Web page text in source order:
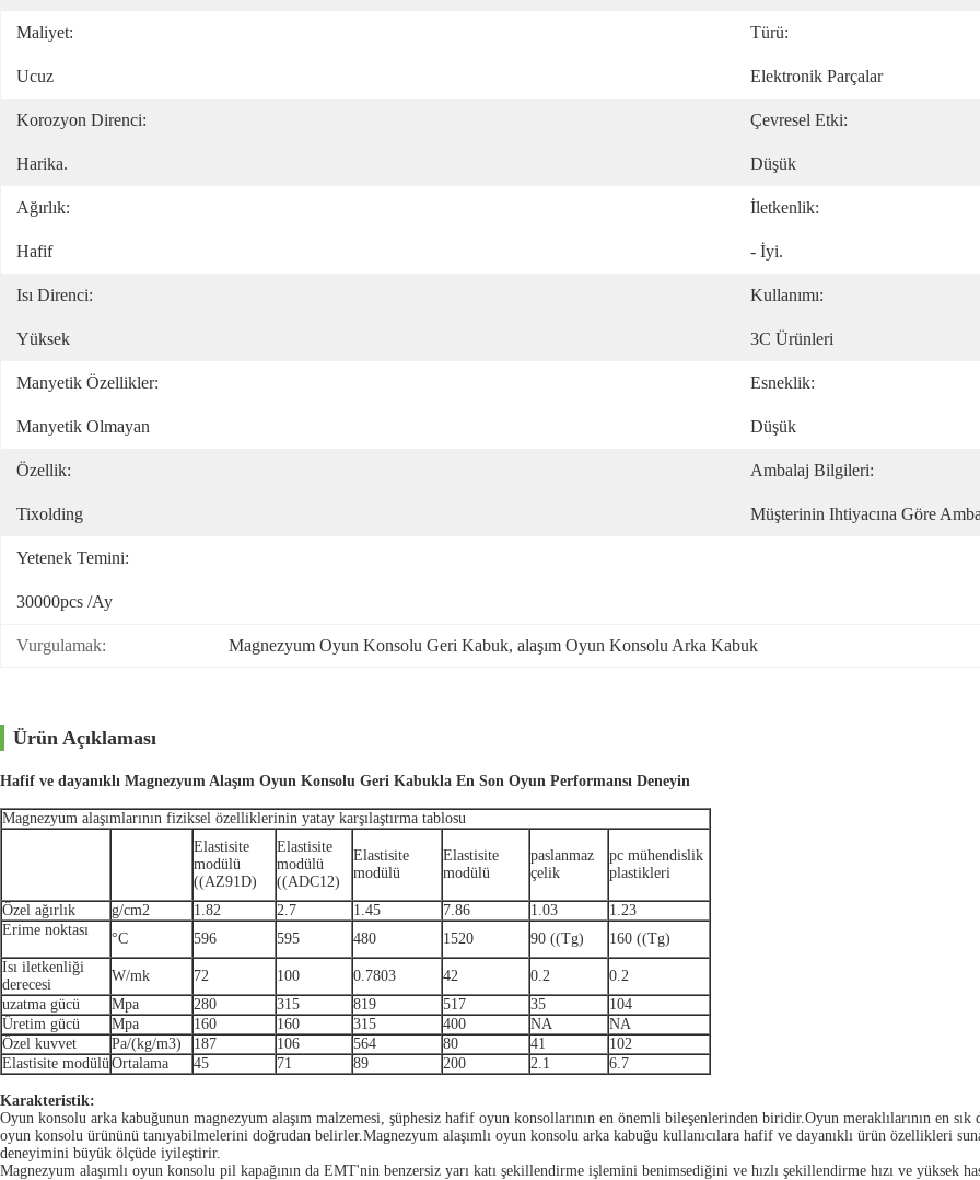
Maliyet:
Ucuz
Türü:
Elektronik Parçalar
Korozyon Direnci:
Harika.
Çevresel Etki:
Düşük
Ağırlık:
Hafif
İletkenlik:
- İyi.
Isı Direnci:
Yüksek
Kullanımı:
3C Ürünleri
Manyetik Özellikler:
Manyetik Olmayan
Esneklik:
Düşük
Özellik:
Tixolding
Ambalaj Bilgileri:
Müşterinin Ihtiyacına Göre
Yetenek Temini:
30000pcs /ay
Vurgulamak: Magnezyum Oyun Konsolu Geri Kabuk, alaşım Oyun Konsolu Arka Kabuk
Ürün Açıklaması
Hafif ve dayanıklı Magnezyum Alaşım Oyun Konsolu Geri Kabukla En Son Oyun Performansı Deneyin
Magnezyum alaşımlarının fiziksel özelliklerinin yatay karşılaştırma tablosu
Elastisite
modülü
((AZ91D)
Elastisite
modülü
((ADC12)
Elastisite
modülü
Elastisite
modülü
paslanmaz
çelik
pc mühendislik
plastikleri
Özel ağırlık g/cm2 1.82 2.7 1.45 7.86 1.03
1.23
Erime noktası
°C 596 595 480 1520 90 ((Tg)
160 ((Tg)
Isı iletkenliği
derecesi
W/mk 72 100 0.7803 42 0.2
0.2
uzatma gücü
Mpa 280 315 819 517 35
104
Üretim gücü
Mpa 160 160 315 400 NA
NA
Özel kuvvet
Pa/(kg/m3) 187 106 564 80 41
102
Elastisite modülüOrtalama 45 71 89 200 2.1 6.7
Karakteristik:
Oyun konsolu arka kabuğunun magnezyum alaşım malzemesi, şüphesiz hafif oyun konsollarının en önemli bileşenlerinden biridir.Oyun meraklılarının en
oyun konsolu ürününü tanıyabilmelerini doğrudan belirler.Magnezyum alaşımlı oyun konsolu arka kabuğu kullanıcılara hafif ve dayanıklı ürün özellikleri
deneyimini büyük ölçüde iyileştirir.
Magnezyum alaşımlı oyun konsolu pil kapağının da EMT'nin benzersiz yarı katı şekillendirme işlemini benimsediğini ve hızlı şekillendirme hızı ve